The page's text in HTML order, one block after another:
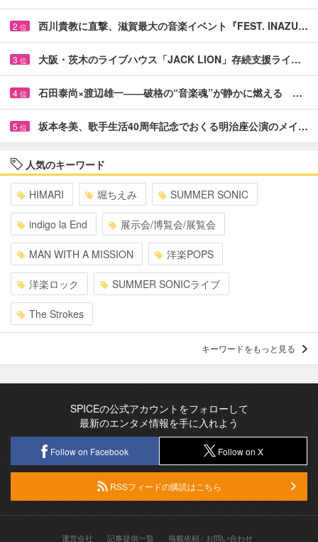
2 位 西川貴教に直撃、滋賀最大の音楽イベント『FEST. INAZU…
3 位 大阪・茨木のライブハウス「JACK LION」存続支援ライ…
4 位 石田泰尚×渡辺雄一――破格の“音楽魂”が静かに燃える …
5 位 坂本冬美、歌手生活40周年記念でおくる明治座公演のメイ…
人気のキーワード
HIMARI 堀ちえみ SUMMER SONIC
indigo la End 展示会/博覧会/展覧会
MAN WITH A MISSION 洋楽POPS
洋楽ロック SUMMER SONICライブ
The Strokes
キーワードをもっと見る
SPICEの公式アカウントをフォローして
最新のエンタメ情報を手に入れよう
Follow on Facebook Follow on X
RSSフィードの購読はこちら
運営会社 記事提供一覧 掲載依頼 / お問い合わせ